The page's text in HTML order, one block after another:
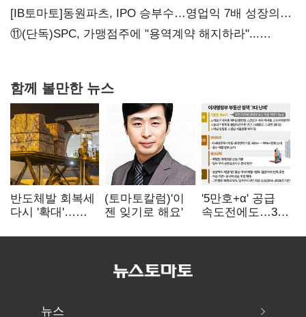
화려한 에어쇼 뒤 땀방울
[IB토마토]동원파츠, IPO 승부수…영업익 7배 성장의
이면은 고객 편중
⑪(단독)SPC, 가맹점주에 "용역계약 해지하라"...
함께 볼만한 뉴스
반도체발 회복세
다시 '확대'…
5.8% 반등
(토마토칼럼)'이
젠 잊기로 해요'
'5만호+α' 공급
속도전에도…3대
뉴스